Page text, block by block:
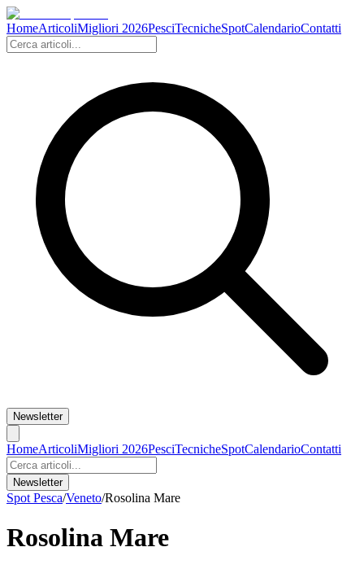
HomeArticoliMigliori 2026PesciTecnicheSpotCalendarioContatti
Newsletter
HomeArticoliMigliori 2026PesciTecnicheSpotCalendarioContatti
Newsletter
Spot Pesca/Veneto/Rosolina Mare
Rosolina Mare